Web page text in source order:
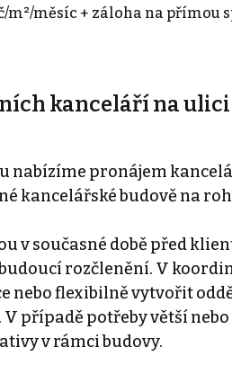
m²/měsíc + záloha na přímou
kanceláří na ulici
nabízíme pronájem
kancelářské budově na
v současné době před
rozčlenění. V
nebo flexibilně vytvořit
případě potřeby větší
v rámci budovy.